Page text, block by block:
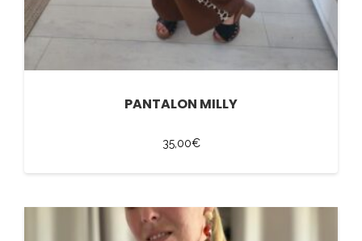
PANTALON MILLY
35,00€